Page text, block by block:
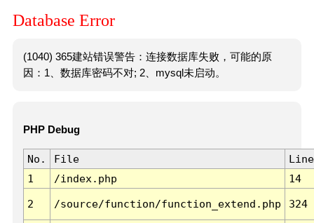
Database Error
(1040) 365建站错误警告：连接数据库失败，可能的原
因：1、数据库密码不对; 2、mysql未启动。
PHP Debug
No. File
Line
1
/index.php 14
2 /source/function/function_extend.php 324